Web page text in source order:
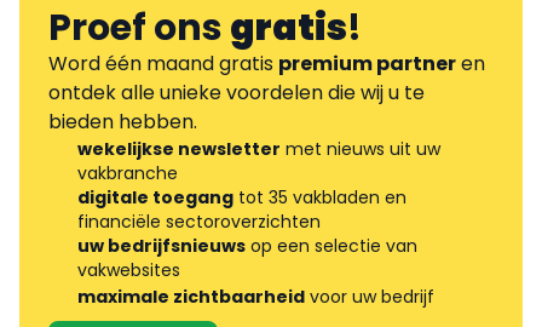
Proef onsgratis!
Word één maand gratis premium partneren
ontdek alle unieke voordelen die wij u te
bieden hebben.
wekelijkse newsletter met nieuws uit uw
vakbranche
digitale toegang tot 35 vakbladen en
financiële sectoroverzichten
uw bedrijfsnieuws op een selectie van
vakwebsites
maximale zichtbaarheid voor uw bedrijf